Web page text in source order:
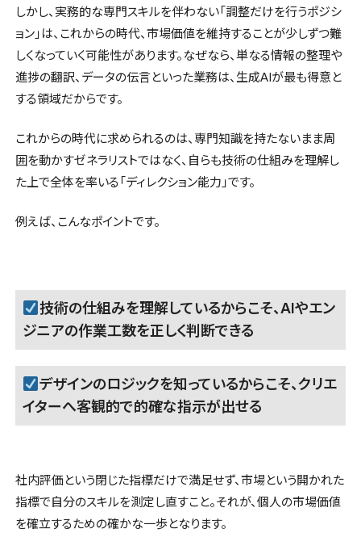
しかし、実務的な専門スキルを伴わない「調整だけを行うポジシ
ョン」は、これからの時代、市場価値を維持することが少しずつ難
しくなっていく可能性があります。なぜなら、単なる情報の整理や
進捗の翻訳、データの伝言といった業務は、生成AIが最も得意と
する領域だからです。
これからの時代に求められるのは、専門知識を持たないまま周
囲を動かすゼネラリストではなく、自らも技術の仕組みを理解し
た上で全体を率いる「ディレクション能力」です。
例えば、こんなポイントです。
技術の仕組みを理解しているからこそ、AIやエン
ジニアの作業工数を正しく判断できる
デザインのロジックを知っているからこそ、クリエ
イターへ客観的で的確な指示が出せる
社内評価という閉じた指標だけで満足せず、市場という開かれた
指標で自分のスキルを測定し直すこと。それが、個人の市場価値
を確立するための確かな一歩となります。